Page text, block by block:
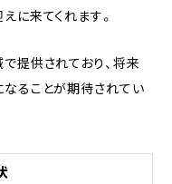
に来てくれます。
提供されており、将来
ることが期待されてい